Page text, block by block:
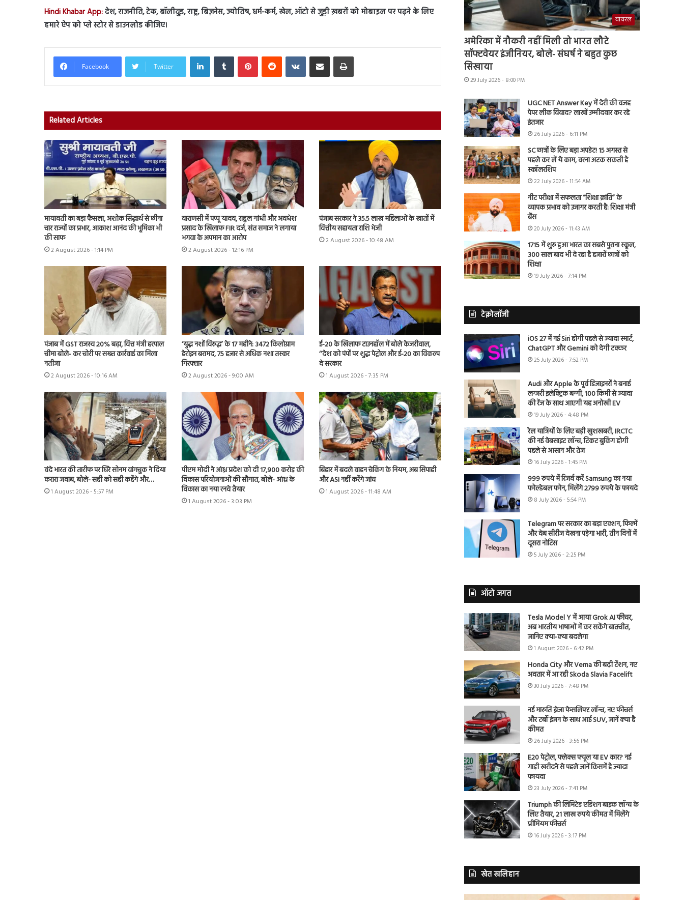
Hindi Khabar App:देश, राजनीति, टेक, बॉलीवुड, राष्ट्र, बिज़नेस, ज्योतिष, धर्म-कर्म, खेल, ऑटो से जुड़ी ख़बरों को मोबाइल पर पढ़ने के लिए
हमारे ऐप को प्ले स्टोर से डाउनलोड कीजिए।
Facebook Twitter
LinkedInTumblr PinterestReddit VKontakteShare via Email Print
Related Articles
मायावती का बड़ा फैसला, अशोक सिद्धार्थ से छीना
चार राज्यों का प्रभार, आकाश आनंद की भूमिका भी
की साफ
2 August 2026 - 1:14 PM
वाराणसी में पप्पू यादव, राहुल गांधी और अवधेश
प्रसाद के खिलाफ FIR दर्ज, संत समाज ने लगाया
भगवा के अपमान का आरोप
2 August 2026 - 12:16 PM
पंजाब सरकार ने 35.5 लाख महिलाओं के खातों में
वित्तीय सहायता राशि भेजी
2 August 2026 - 10:48 AM
पंजाब में GST राजस्व 20% बढ़ा, वित्त मंत्री हरपाल
चीमा बोले- कर चोरी पर सख्त कार्रवाई का मिला
नतीजा
2 August 2026 - 10:16 AM
‘युद्ध नशों विरुद्ध’ के 17 महीने: 3472 किलोग्राम
हेरोइन बरामद, 75 हजार से अधिक नशा तस्कर
गिरफ्तार
2 August 2026 - 9:00 AM
ई-20 के खिलाफ टाउनहॉल में बोले केजरीवाल,
‘‘देश को पंपों पर शुद्ध पेट्रोल और ई-20 का विकल्प
दे सरकार
1 August 2026 - 7:35 PM
वंदे भारत की तारीफ पर घिरे सोनम वांगचुक ने दिया
करारा जवाब, बोले- सही को सही कहेंगे और…
1 August 2026 - 5:57 PM
पीएम मोदी ने आंध्र प्रदेश को दी 17,900 करोड़ की
विकास परियोजनाओं की सौगात, बोले- आंध्र के
विकास का नया रनवे तैयार
1 August 2026 - 3:03 PM
बिहार में बदले वाहन चेकिंग के नियम, अब सिपाही
और ASI नहीं करेंगे जांच
1 August 2026 - 11:48 AM
वायरल
अमेरिका में नौकरी नहीं मिली तो भारत लौटे
सॉफ्टवेयर इंजीनियर, बोले- संघर्ष ने बहुत कुछ
सिखाया
29 July 2026 - 8:00 PM
UGC NET Answer Key में देरी की वजह
पेपर लीक विवाद? लाखों उम्मीदवार कर रहे
इंतजार
26 July 2026 - 6:11 PM
SC छात्रों के लिए बड़ा अपडेट! 15 अगस्त से
पहले कर लें ये काम, वरना अटक सकती है
स्कॉलरशिप
22 July 2026 - 11:54 AM
नीट परीक्षा में सफलता “शिक्षा क्रांति” के
व्यापक प्रभाव को उजागर करती है: शिक्षा मंत्री
बैंस
20 July 2026 - 11:43 AM
1715 में शुरू हुआ भारत का सबसे पुराना स्कूल,
300 साल बाद भी दे रहा है हजारों छात्रों को
शिक्षा
19 July 2026 - 7:14 PM
टेक्नोलॉजी
iOS 27 में नई Siri होगी पहले से ज्यादा स्मार्ट,
ChatGPT और Gemini को देगी टक्कर
25 July 2026 - 7:52 PM
Audi और Apple के पूर्व डिजाइनरों ने बनाई
लग्जरी इलेक्ट्रिक बग्गी, 100 किमी से ज्यादा
की रेंज के साथ आएगी यह अनोखी EV
19 July 2026 - 4:48 PM
रेल यात्रियों के लिए बड़ी खुशखबरी, IRCTC
की नई वेबसाइट लॉन्च, टिकट बुकिंग होगी
पहले से आसान और तेज
16 July 2026 - 1:45 PM
999 रुपये में रिजर्व करें Samsung का नया
फोल्डेबल फोन, मिलेंगे 2799 रुपये के फायदे
8 July 2026 - 5:54 PM
Telegram पर सरकार का बड़ा एक्शन, फिल्में
और वेब सीरीज देखना पड़ेगा भारी, तीन दिनों में
दूसरा नोटिस
5 July 2026 - 2:25 PM
ऑटो जगत
Tesla Model Y में आया Grok AI फीचर,
अब भारतीय भाषाओं में कर सकेंगे बातचीत,
जानिए क्या-क्या बदलेगा
1 August 2026 - 6:42 PM
Honda City और Verna की बढ़ी टेंशन, नए
अवतार में आ रही Skoda Slavia Facelift
30 July 2026 - 7:48 PM
नई मारुति ब्रेजा फेसलिफ्ट लॉन्च, नए फीचर्स
और टर्बो इंजन के साथ आई SUV, जानें क्या है
कीमत
26 July 2026 - 3:56 PM
E20 पेट्रोल, फ्लेक्स फ्यूल या EV कार? नई
गाड़ी खरीदने से पहले जानें किसमें है ज्यादा
फायदा
23 July 2026 - 7:41 PM
Triumph की लिमिटेड एडिशन बाइक लॉन्च के
लिए तैयार, 21 लाख रुपये कीमत में मिलेंगे
प्रीमियम फीचर्स
16 July 2026 - 3:17 PM
खेत खलिहान